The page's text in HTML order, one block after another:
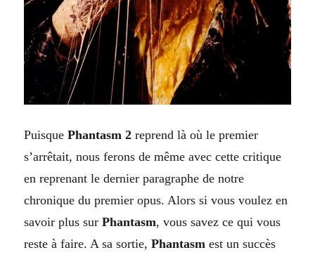
PuisquePhantasm 2reprend là où le premier
s’arrêtait, nous ferons de même avec cette critique
en reprenant le dernier paragraphe de notre
chronique du premier opus. Alors si vous voulez en
savoir plus surPhantasm, vous savez ce qui vous
reste à faire. A sa sortie,Phantasm est un succès